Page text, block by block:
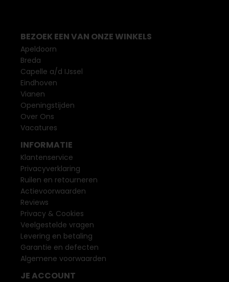
BEZOEK EEN VAN ONZE WINKELS
Apeldoorn
Breda
Capelle a/d IJssel
Eindhoven
Vianen
Openingstijden
Over Ons
Vacatures
INFORMATIE
Klantenservice
Privacyverklaring
Ruilen en retourneren
Actievoorwaarden
Reviews
Privacy & Cookies
Veelgestelde vragen
Levering en betaling
Garantie en defecten
Algemene voorwaarden
JE ACCOUNT